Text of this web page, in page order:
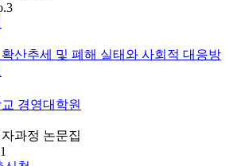
산추세 및 폐해 실태와 사회적 대응방
경영대학원
과정 논문집